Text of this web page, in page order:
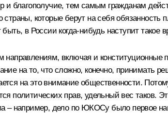
и благополучие, тем самым гражданам
страны, которые берут на себя
в России когда-нибудь наступит такое
направлениям, включая и конституционные
на то, что сложно, конечно, принимать
на это внимание общественности.
политических прав, удельный вес
– например, дело по ЮКОСу было первое